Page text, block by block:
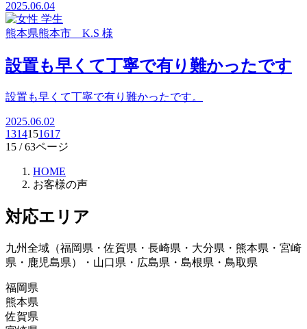
2025.06.04
熊本県熊本市 K.S 様
設置も早くて丁寧で有り難かったです
設置も早くて丁寧で有り難かったです。
2025.06.02
1314151617
15 / 63ページ
HOME
お客様の声
対応エリア
九州全域（福岡県・佐賀県・長崎県・大分県・熊本県・宮崎
県・鹿児島県）・山口県・広島県・島根県・鳥取県
福岡県
朝倉郡、朝倉市、飯塚市、糸島市、うきは市、大川
市、大野城市、大牟田市、小郡市、遠賀郡、春日市、
熊本県
葦北郡、阿蘇郡、阿蘇市、天草郡、天草市、荒尾市、
佐賀県